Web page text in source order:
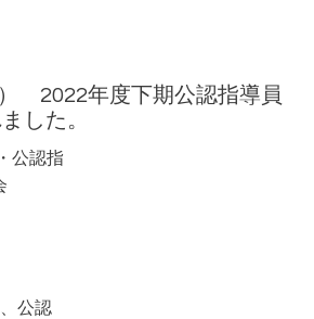
2022年度下期公認指導員
した。
公認指
公認